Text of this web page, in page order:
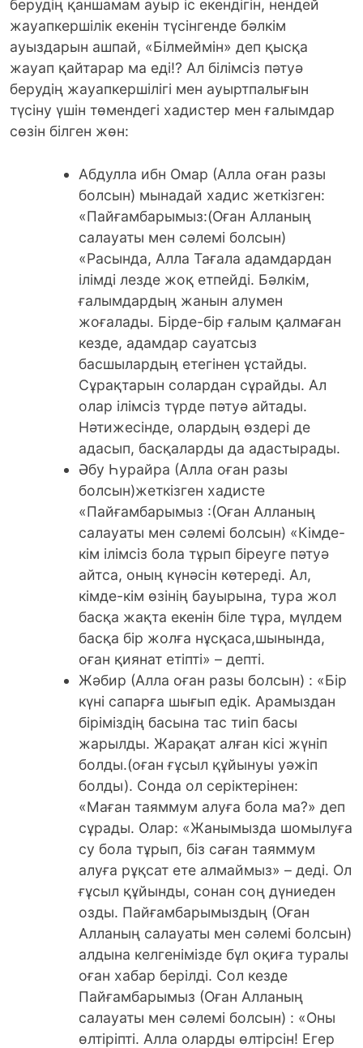
берудің қаншамам ауыр іс екендігін, нендей
жауапкершілік екенін түсінгенде бәлкім
ауыздарын ашпай, «Білмеймін» деп қысқа
жауап қайтарар ма еді!? Ал білімсіз пәтуә
берудің жауапкершілігі мен ауыртпалығын
түсіну үшін төмендегі хадистер мен ғалымдар
сөзін білген жөн:
Абдулла ибн Омар (Алла оған разы
болсын) мынадай хадис жеткізген:
«Пайғамбарымыз:(Оған Алланың
салауаты мен сәлемі болсын)
«Расында, Алла Тағала адамдардан
ілімді лезде жоқ етпейді. Бәлкім,
ғалымдардың жанын алумен
жоғалады. Бірде-бір ғалым қалмаған
кезде, адамдар сауатсыз
басшылардың етегінен ұстайды.
Сұрақтарын солардан сұрайды. Ал
олар ілімсіз түрде пәтуә айтады.
Нәтижесінде, олардың өздері де
адасып, басқаларды да адастырады.
Әбу Һурайра (Алла оған разы
болсын)жеткізген хадисте
«Пайғамбарымыз :(Оған Алланың
салауаты мен сәлемі болсын) «Кімде-
кім ілімсіз бола тұрып біреуге пәтуә
айтса, оның күнәсін көтереді. Ал,
кімде-кім өзінің бауырына, тура жол
басқа жақта екенін біле тұра, мүлдем
басқа бір жолға нұсқаса,шынында,
оған қиянат етіпті» – депті.
Жәбир (Алла оған разы болсын) : «Бір
күні сапарға шығып едік. Арамыздан
біріміздің басына тас тиіп басы
жарылды. Жарақат алған кісі жүніп
болды.(оған ғұсыл құйынуы уәжіп
болды). Сонда ол серіктерінен:
«Маған таяммум алуға бола ма?» деп
сұрады. Олар: «Жанымызда шомылуға
су бола тұрып, біз саған таяммум
алуға рұқсат ете алмаймыз» – деді. Ол
ғұсыл құйынды, сонан соң дүниеден
озды. Пайғамбарымыздың (Оған
Алланың салауаты мен сәлемі болсын)
алдына келгенімізде бұл оқиға туралы
оған хабар берілді. Сол кезде
Пайғамбарымыз (Оған Алланың
салауаты мен сәлемі болсын) : «Оны
өлтіріпті. Алла оларды өлтірсін! Егер